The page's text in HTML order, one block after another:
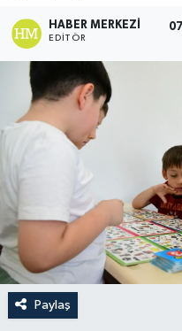
HABER MERKEZI
EDITÖR
Paylaş